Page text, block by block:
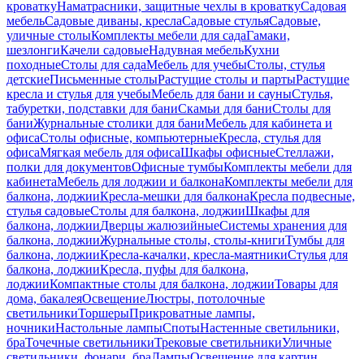
кроваткуНаматрасники, защитные чехлы в кроваткуСадовая
мебельСадовые диваны, креслаСадовые стульяСадовые,
уличные столыКомплекты мебели для садаГамаки,
шезлонгиКачели садовыеНадувная мебельКухни
походныеСтолы для садаМебель для учебыСтолы, стулья
детскиеПисьменные столыРастущие столы и партыРастущие
кресла и стулья для учебыМебель для бани и сауныСтулья,
табуретки, подставки для баниСкамьи для баниСтолы для
баниЖурнальные столики для баниМебель для кабинета и
офисаСтолы офисные, компьютерныеКресла, стулья для
офисаМягкая мебель для офисаШкафы офисныеСтеллажи,
полки для документовОфисные тумбыКомплекты мебели для
кабинетаМебель для лоджии и балконаКомплекты мебели для
балкона, лоджииКресла-мешки для балконаКресла подвесные,
стулья садовыеСтолы для балкона, лоджииШкафы для
балкона, лоджииДверцы жалюзийныеСистемы хранения для
балкона, лоджииЖурнальные столы, столы-книгиТумбы для
балкона, лоджииКресла-качалки, кресла-маятникиСтулья для
балкона, лоджииКресла, пуфы для балкона,
лоджииКомпактные столы для балкона, лоджииТовары для
дома, бакалеяОсвещениеЛюстры, потолочные
светильникиТоршерыПрикроватные лампы,
ночникиНастольные лампыСпотыНастенные светильники,
браТочечные светильникиТрековые светильникиУличные